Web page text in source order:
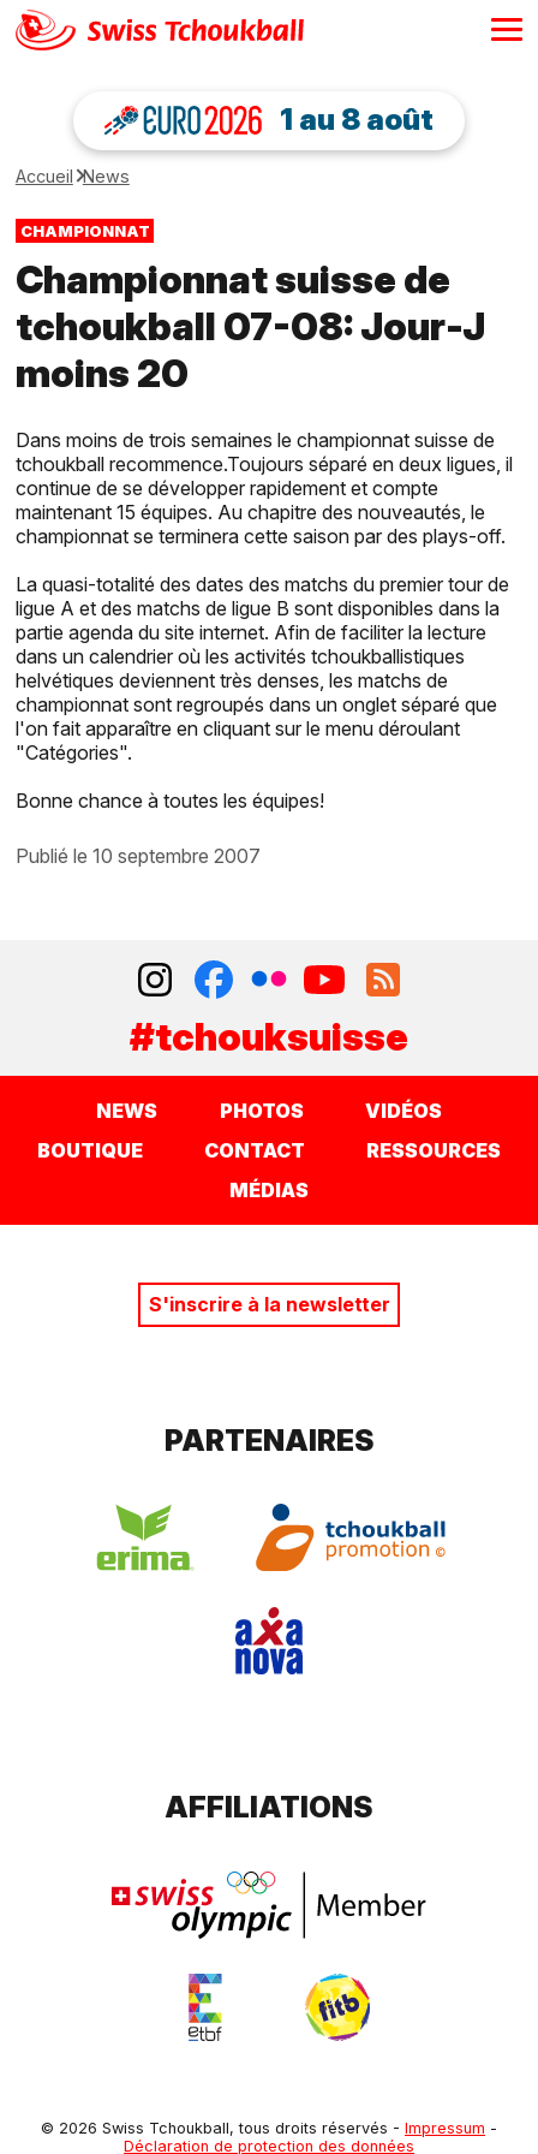
1 au 8 août
Accueil News
CHAMPIONNAT
Championnat suisse de
tchoukball 07-08: Jour-J
moins 20
Dans moins de trois semaines le championnat suisse de
tchoukball recommence.Toujours séparé en deux ligues, il
continue de se développer rapidement et compte
maintenant 15 équipes. Au chapitre des nouveautés, le
championnat se terminera cette saison par des plays-off.
La quasi-totalité des dates des matchs du premier tour de
ligue A et des matchs de ligue B sont disponibles dans la
partie agenda du site internet. Afin de faciliter la lecture
dans un calendrier où les activités tchoukballistiques
helvétiques deviennent très denses, les matchs de
championnat sont regroupés dans un onglet séparé que
l'on fait apparaître en cliquant sur le menu déroulant
"Catégories".
Bonne chance à toutes les équipes!
publié le 10 septembre 2007
#tchouksuisse
NEWS PHOTOS
VIDÉOS
BOUTIQUE
CONTACT
RESSOURCES
MÉDIAS
S'inscrire à la newsletter
PARTENAIRES
AFFILIATIONS
© 2026 Swiss Tchoukball, tous droits réservés - Impressum -
Déclaration de protection des données